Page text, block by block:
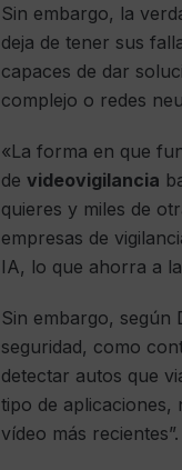
Sin embargo, la
deja de tener sus
capaces de dar
complejo o redes
«La forma en que
de videovigilancia
quieres y miles de
empresas de
IA, lo que ahorra a
Sin embargo, según
seguridad, como
detectar autos que
tipo de aplicaciones,
vídeo más recientes”.